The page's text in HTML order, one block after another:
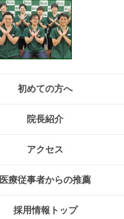
初めての方へ
院長紹介
アクセス
医療従事者からの推薦
採用情報トップ